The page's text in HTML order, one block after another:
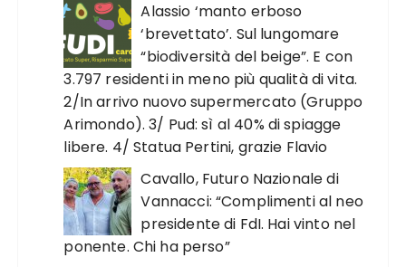
Alassio ‘manto erboso
‘brevettato’. Sul lungomare
“biodiversità del beige”. E con
3.797 residenti in meno più qualità di vita.
2/In arrivo nuovo supermercato (Gruppo
Arimondo). 3/ Pud: sì al 40% di spiagge
libere. 4/ Statua Pertini, grazie Flavio
Cavallo, Futuro Nazionale di
Vannacci: “Complimenti al neo
presidente di FdI. Hai vinto nel
ponente. Chi ha perso”